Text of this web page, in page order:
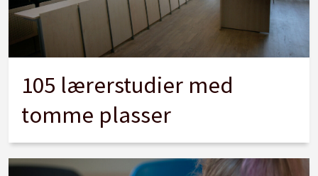
105 lærerstudier med
tomme plasser